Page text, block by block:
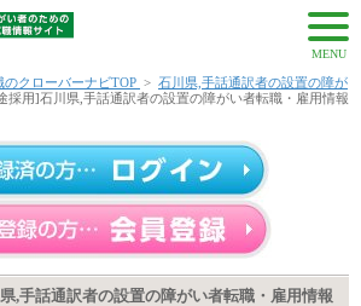
MENU
クローバーナビTOP > 石川県,手話通訳者の設置の障が
採用]石川県,手話通訳者の設置の障がい者転職・雇用情報
,手話通訳者の設置の障がい者転職・雇用情報